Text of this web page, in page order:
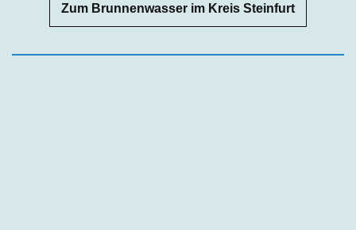
Zum Brunnenwasser im Kreis Steinfurt